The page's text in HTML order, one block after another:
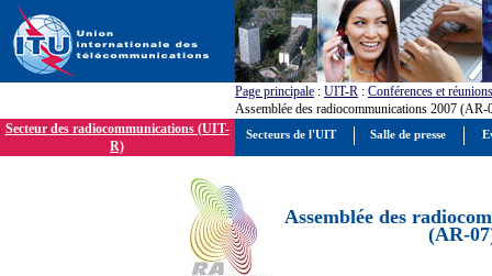
Page principale : UIT-R : Conférences et réunions
Assemblée des radiocommunications 2007 (AR-
Secteur des radiocommunications (UIT-
R)
Assemblée des
(AR-
Secteurs de l'UIT Salle de presse